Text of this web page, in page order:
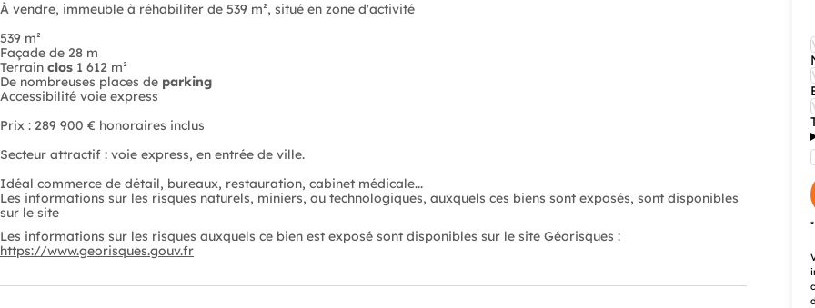
À vendre, immeuble à réhabiliter de 539 m², situé en zone d'activité
539 m²
Façade de 28 m
Terrain clos 1 612 m²
De nombreuses places de parking
Accessibilité voie express
Prix : 289 900 € honoraires inclus
Secteur attractif : voie express, en entrée de ville.
Idéal commerce de détail, bureaux, restauration, cabinet médicale...
Les informations sur les risques naturels, miniers, ou technologiques, auxquels ces biens sont exposés, sont disponibles
sur le site
Les informations sur les risques auxquels ce bien est exposé sont disponibles sur le site Géorisques :
https://www.georisques.gouv.fr